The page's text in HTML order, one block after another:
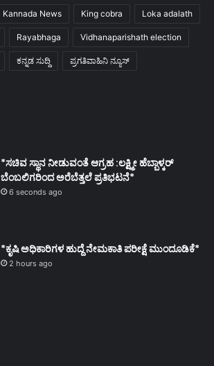
Kannada News King cobra Loka adalath
Rayabhaga Vidhanaparishath election
ಕನ್ನಡ ಸುದ್ದಿ ಪ್ರಗತಿವಾಹಿನಿ ನ್ಯೂಸ್
*ಸಚಿವ ಸ್ಥಾನ ನೀಡುವಂತೆ ಆಗ್ರಹ :ಲಕ್ಷ್ಮೀ ಹೆಬ್ಬಾಳ್ಕರ್
ಬೆಂಬಲಿಗರಿಂದ ಅರೆಬೆತ್ತಲೆ ಪ್ರತಿಭಟನೆ*
6 seconds ago
*ಕೃಷಿ ಅಧಿಕಾರಿಗಳ ಹುದ್ದೆ ನೇಮಕಾತಿ ಪರೀಕ್ಷೆ ಮುಂದೂಡಿಕೆ*
2 hours ago